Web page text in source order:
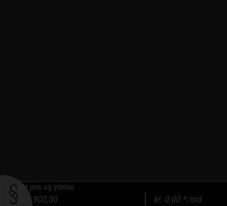
Samlet pris og ydelse
kr.249.900,00 kr. 0,00*/md